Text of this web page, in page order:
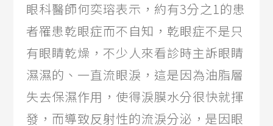
眼科醫師何奕瑢表示，約有3分之1的患
者罹患乾眼症而不自知，乾眼症不是只
有眼睛乾燥，不少人來看診時主訴眼睛
濕濕的、一直流眼淚，這是因為油脂層
失去保濕作用，使得淚膜水分很快就揮
發，而導致反射性的流淚分泌，是因眼